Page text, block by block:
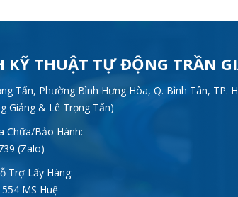
KỸ THUẬT TỰ ĐỘNG TRẦN
Tấn, Phường Bình Hưng Hòa, Q. Bình Tân, TP.
Giảng & Lê Trọng Tấn)
Chữa/Bảo Hành:
(Zalo)
Trợ Lấy Hàng:
MS Huệ